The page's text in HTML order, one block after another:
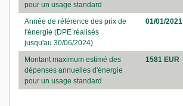
pour un usage standard
Année de référence des prix de
l'énergie (DPE réalisés
jusqu'au 30/06/2024)
01/01/2021
Montant maximum estimé des
dépenses annuelles d'énergie
pour un usage standard
1581 EUR